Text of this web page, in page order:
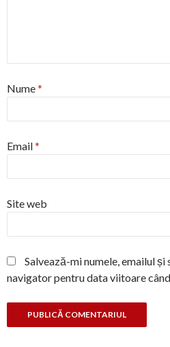
Nume*
Email*
Site web
Salvează-mi numele, emailul
navigator pentru data viitoare